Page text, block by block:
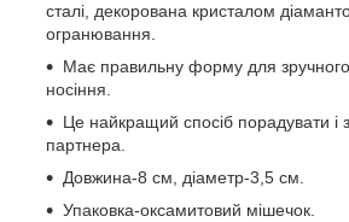
сталі, декорована кристалом
огранювання.
Має правильну форму для зручного
носіння.
Це найкращий спосіб порадувати і
партнера.
Довжина-8 см, діаметр-3,5 см.
Упаковка-оксамитовий мішечок.